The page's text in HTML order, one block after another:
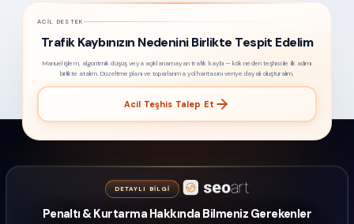
ACIL DESTEK
Trafik Kaybınızın Nedenini Birlikte Tespit Edelim
Manuel işlem, algoritmik düşüş veya açıklanamayan trafik kaybı — kök neden teşhisi ile ilk adımı
birlikte atalım. Düzeltme planı ve toparlanma yol haritasını veriye dayalı oluşturalım.
Acil Teşhis Talep Et
DETAYLI BILGI
Penaltı & Kurtarma Hakkında Bilmeniz Gerekenler